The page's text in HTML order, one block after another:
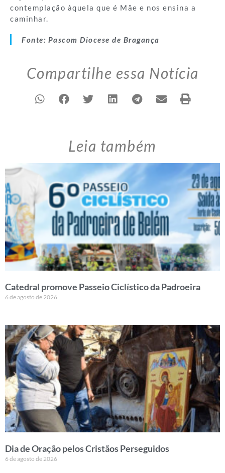
contemplação àquela que é Mãe e nos ensina a
caminhar.
Fonte: Pascom Diocese de Bragança
Compartilhe essa Notícia
Leia também
Catedral promove Passeio Ciclístico da Padroeira
6 de agosto de 2026
Dia de Oração pelos Cristãos Perseguidos
6 de agosto de 2026